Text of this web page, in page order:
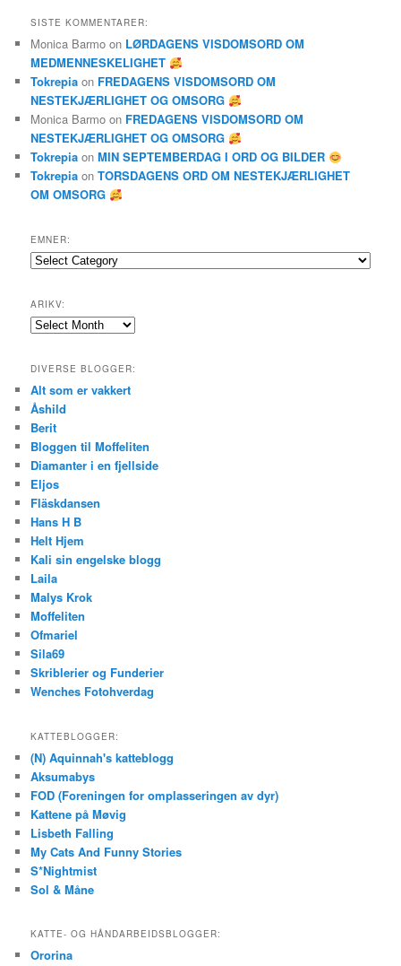
SISTE KOMMENTARER:
Monica Barmo on LØRDAGENS VISDOMSORD OM
MEDMENNESKELIGHET
Tokrepia on FREDAGENS VISDOMSORD OM
NESTEKJÆRLIGHET OG OMSORG
Monica Barmo on FREDAGENS VISDOMSORD OM
NESTEKJÆRLIGHET OG OMSORG
Tokrepia onMIN SEPTEMBERDAG I ORD OG BILDER
Tokrepia onTORSDAGENS ORD OM NESTEKJÆRLIGHET
OM OMSORG
EMNER:
Emner:
ARIKV:
Arikv:
DIVERSE BLOGGER:
Alt som er vakkert
Åshild
Berit
Bloggen til Moffeliten
Diamanter i en fjellside
Eljos
Fläskdansen
Hans H B
Helt Hjem
Kali sin engelske blogg
Laila
Malys Krok
Moffeliten
Ofmariel
Sila69
Skriblerier og Funderier
Wenches Fotohverdag
KATTEBLOGGER:
(N) Aquinnah's katteblogg
Aksumabys
FOD (Foreningen for omplasseringen av dyr)
Kattene på Møvig
Lisbeth Falling
My Cats And Funny Stories
S*Nightmist
Sol & Måne
KATTE- OG HÅNDARBEIDSBLOGGER:
Ororina